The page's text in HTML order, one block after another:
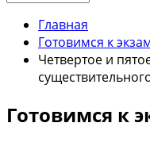
Главная
Готовимся к
Четвертое и
Готовимся к